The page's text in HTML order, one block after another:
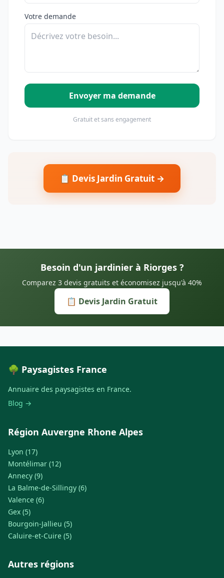
Votre demande
Envoyer ma demande
Gratuit et sans engagement
📋 Devis Jardin Gratuit →
Besoin d'un jardinier à Riorges ?
Comparez 3 devis gratuits et économisez jusqu'à 40%
📋 Devis Jardin Gratuit
🌳 Paysagistes France
Annuaire des paysagistes en France.
Blog →
Région Auvergne Rhone Alpes
Lyon (17)
Montélimar (12)
Annecy (9)
La Balme-de-Sillingy (6)
Valence (6)
Gex (5)
Bourgoin-Jallieu (5)
Caluire-et-Cuire (5)
Autres régions